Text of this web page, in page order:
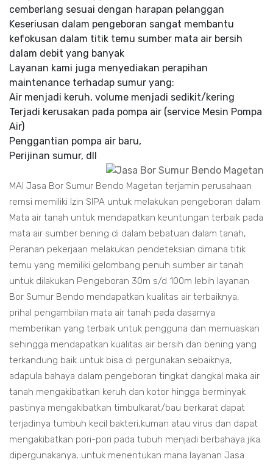
cemberlang sesuai dengan harapan pelanggan
Keseriusan dalam pengeboran sangat membantu
kefokusan dalam titik temu sumber mata air bersih
dalam debit yang banyak
Layanan kami juga menyediakan perapihan
maintenance terhadap sumur yang:
Air menjadi keruh, volume menjadi sedikit/kering
Terjadi kerusakan pada pompa air (service Mesin Pompa
Air)
Penggantian pompa air baru,
Perijinan sumur, dll
MAI Jasa Bor Sumur Bendo Magetan terjamin perusahaan
remsi memiliki Izin SIPA untuk melakukan pengeboran dalam
Mata air tanah untuk mendapatkan keuntungan terbaik pada
mata air sumber bening di dalam bebatuan dalam tanah,
Peranan pekerjaan melakukan pendeteksian dimana titik
temu yang memiliki gelombang penuh sumber air tanah
untuk dilakukan Pengeboran 30m s/d 100m lebih layanan
Bor Sumur Bendo mendapatkan kualitas air terbaiknya,
prihal pengambilan mata air tanah pada dasarnya
memberikan yang terbaik untuk pengguna dan memuaskan
sehingga mendapatkan kualitas air bersih dan bening yang
terkandung baik untuk bisa di pergunakan sebaiknya,
adapula bahaya dalam pengeboran tingkat dangkal maka air
tanah mengakibatkan keruh dan kotor hingga berminyak
pastinya mengakibatkan timbulkarat/bau berkarat dapat
terjadinya tumbuh kecil bakteri,kuman atau virus dan dapat
mengakibatkan pori-pori pada tubuh menjadi berbahaya jika
dipergunakanya, untuk menentukan mana layanan Jasa